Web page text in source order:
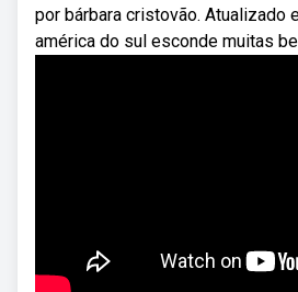
por bárbara cristovão. Atualizado
américa do sul esconde muitas